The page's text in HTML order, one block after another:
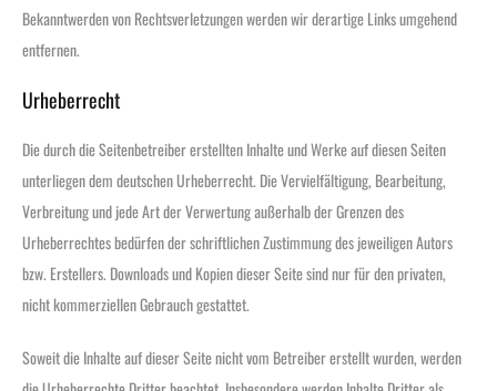
Bekanntwerden von Rechtsverletzungen werden wir derartige Links umgehend
entfernen.
Urheberrecht
Die durch die Seitenbetreiber erstellten Inhalte und Werke auf diesen Seiten
unterliegen dem deutschen Urheberrecht. Die Vervielfältigung, Bearbeitung,
Verbreitung und jede Art der Verwertung außerhalb der Grenzen des
Urheberrechtes bedürfen der schriftlichen Zustimmung des jeweiligen Autors
bzw. Erstellers. Downloads und Kopien dieser Seite sind nur für den privaten,
nicht kommerziellen Gebrauch gestattet.
Soweit die Inhalte auf dieser Seite nicht vom Betreiber erstellt wurden, werden